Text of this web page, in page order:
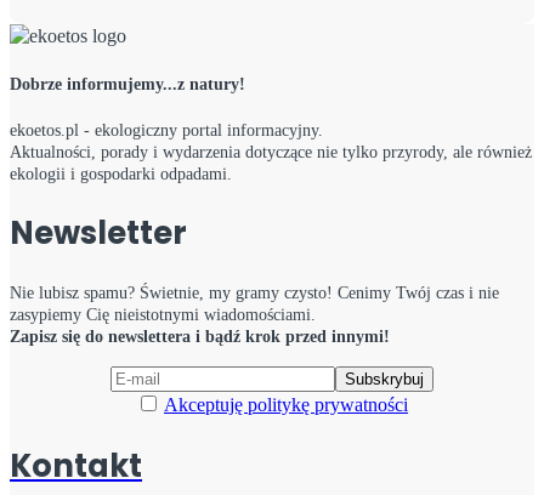
Dobrze informujemy...z natury!
ekoetos.pl - ekologiczny portal informacyjny.
Aktualności, porady i wydarzenia dotyczące nie tylko przyrody, ale również
ekologii i gospodarki odpadami.
Newsletter
Nie lubisz spamu? Świetnie, my gramy czysto! Cenimy Twój czas i nie
zasypiemy Cię nieistotnymi wiadomościami.
Zapisz się do newslettera i bądź krok przed innymi!
Akceptuję politykę prywatności
Kontakt